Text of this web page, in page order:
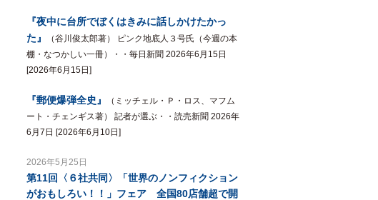
『夜中に台所でぼくはきみに話しかけたかっ
た』
（谷川俊太郎著） ピンク地底人３号氏（今週の本
棚・なつかしい一冊）・・毎日新聞 2026年6月15日
[2026年6月15日]
『郵便爆弾全史』
（ミッチェル・Ｐ・ロス、マフム
ート・チェンギス著） 記者が選ぶ・・読売新聞 2026年
6月7日 [2026年6月10日]
2026年5月25日
第11回〈６社共同〉「世界のノンフィクション
がおもしろい！！」フェア 全国80店舗超で開